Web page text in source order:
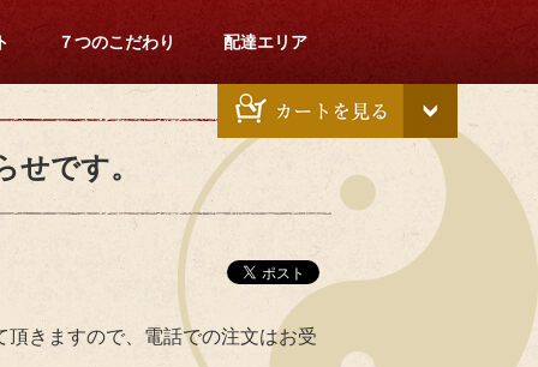
７つのこだわり 配達エリア
せです。
きますので、電話での注文はお受